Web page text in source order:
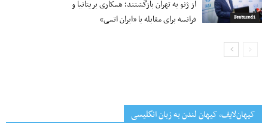
Featured1
از ژنو به تهران بازگشتند؛ همکاری بریتانیا و
فرانسه برای مقابله با «ایران اتمی»
کیهان‌لایف، کیهان لندن به زبان انگلیسی